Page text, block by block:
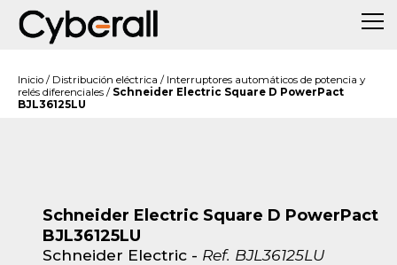
Inicio / Distribución eléctrica / Interruptores automáticos de potencia y
relés diferenciales / Schneider Electric Square D PowerPact
BJL36125LU
Schneider Electric Square D PowerPact
BJL36125LU
Schneider Electric - Ref. BJL36125LU